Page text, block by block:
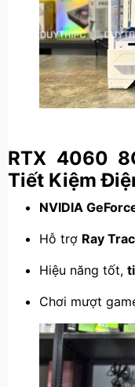
RTX 4060
Tiết Kiệm
NVIDIA
Hỗ trợ Ray
Hiệu năng tốt,
Chơi mượt